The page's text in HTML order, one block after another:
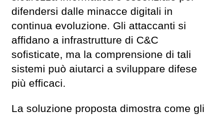
difendersi dalle minacce digitali in
continua evoluzione. Gli attaccanti si
affidano a infrastrutture di C&C
sofisticate, ma la comprensione di tali
sistemi può aiutarci a sviluppare difese
più efficaci.
La soluzione proposta dimostra come gli